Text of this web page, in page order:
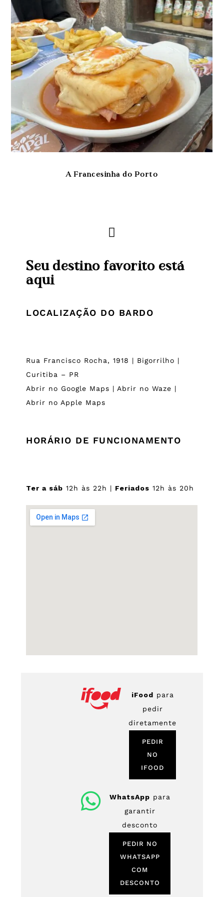
A Francesinha do Porto
Seu destino favorito está
aqui
LOCALIZAÇÃO DO BARDO
Rua Francisco Rocha, 1918 | Bigorrilho |
Curitiba – PR
Abrir no Google Maps | Abrir no Waze |
Abrir no Apple Maps
HORÁRIO DE FUNCIONAMENTO
Ter a sáb 12h às 22h | Feriados 12h às 20h
iFood para
pedir
diretamente
PEDIR
NO
IFOOD
WhatsApp para
garantir
desconto
PEDIR NO
WHATSAPP
COM
DESCONTO